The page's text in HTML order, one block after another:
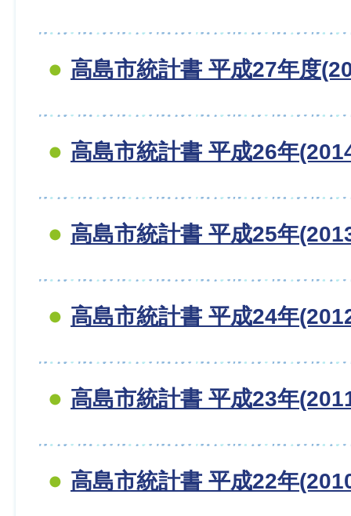
高島市統計書 平成27年度
高島市統計書 平成26年
高島市統計書 平成25年
高島市統計書 平成24年
高島市統計書 平成23年
高島市統計書 平成22年